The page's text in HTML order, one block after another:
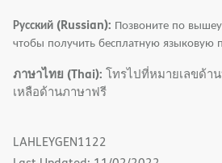
Русский (Russian): Позвоните по
чтобы получить бесплатную языковую
ภาษาไทย (Thai): โทรไปที่หมายเลขด้า
เหลือด้านภาษาฟรี
LAHLEYGEN1122